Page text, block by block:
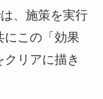
、施策を実行
にこの「効果
リアに描き